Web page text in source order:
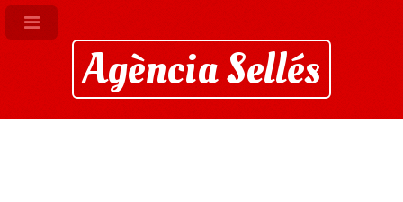
Agència Sellés